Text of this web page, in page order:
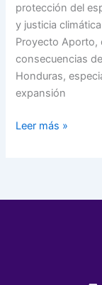
protección del
y justicia
Proyecto Aporto,
consecuencias
Honduras,
expansión
Leer más »